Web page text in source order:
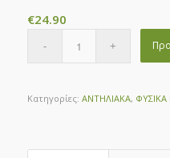
€24.90
Κατηγορίες: ΑΝΤΗΛΙΑΚΑ,